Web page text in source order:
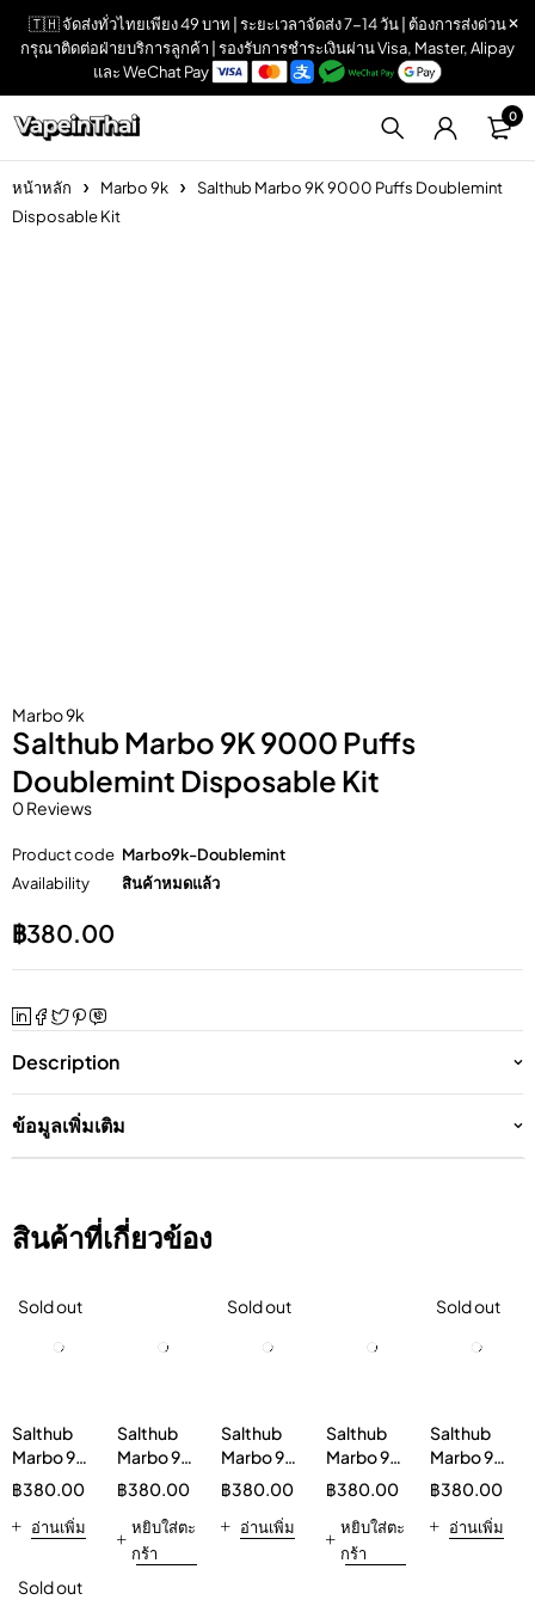
🇹🇭 จัดส่งทั่วไทยเพียง 49 บาท | ระยะเวลาจัดส่ง 7-14 วัน | ต้องการส่งด่วน
กรุณาติดต่อฝ่ายบริการลูกค้า | รองรับการชำระเงินผ่าน Visa, Master, Alipay
และ WeChat Pay
0
หน้าหลัก Marbo 9k
Salthub Marbo 9K 9000 Puffs Doublemint
Disposable Kit
Marbo 9k
Salthub Marbo 9K 9000 Puffs
Doublemint Disposable Kit
0 Reviews
Product code Marbo9k-Doublemint
Availability
สินค้าหมดแล้ว
฿380.00
Description
ข้อมูลเพิ่มเติม
สินค้าที่เกี่ยวข้อง
Sold out
Salthub
Marbo 9K
9000
Watermelon
Kit
Vapeinthai
฿380.00
อ่านเพิ่ม
Salthub
Marbo 9K
9000
KYOHO
GRAPE
฿380.00
หยิบใส่ตะ
กร้า
Sold out
Salthub
Marbo 9K
9000
MENTHOL
฿380.00
อ่านเพิ่ม
Salthub
Marbo 9K
กลิ่น
หมากฝรั่ง
9000 พัฟ
฿380.00
หยิบใส่ตะ
กร้า
Sold out
Salthub
Marbo 9K
9000
ZAPPLE
฿380.00
อ่านเพิ่ม
Sold out